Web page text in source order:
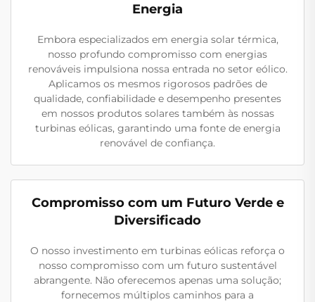
Energia
Embora especializados em energia solar térmica,
nosso profundo compromisso com energias
renováveis impulsiona nossa entrada no setor eólico.
Aplicamos os mesmos rigorosos padrões de
qualidade, confiabilidade e desempenho presentes
em nossos produtos solares também às nossas
turbinas eólicas, garantindo uma fonte de energia
renovável de confiança.
Compromisso com um Futuro Verde e
Diversificado
O nosso investimento em turbinas eólicas reforça o
nosso compromisso com um futuro sustentável
abrangente. Não oferecemos apenas uma solução;
fornecemos múltiplos caminhos para a